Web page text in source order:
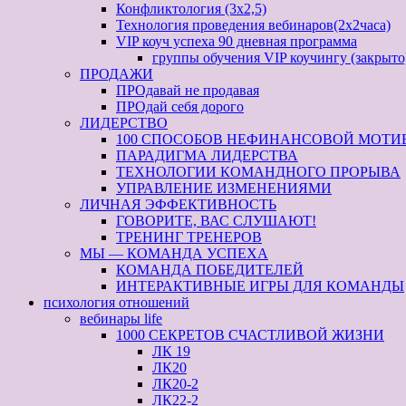
Конфликтология (3х2,5)
Технология проведения вебинаров(2х2часа)
VIP коуч успеха 90 дневная программа
группы обучения VIP коучингу
ПРОДАЖИ
ПРОдавай не продавая
ПРОдай себя дорого
ЛИДЕРСТВО
100 СПОСОБОВ НЕФИНАНСОВОЙ
ПАРАДИГМА ЛИДЕРСТВА
ТЕХНОЛОГИИ КОМАНДНОГО ПРОРЫВА
УПРАВЛЕНИЕ ИЗМЕНЕНИЯМИ
ЛИЧНАЯ ЭФФЕКТИВНОСТЬ
ГОВОРИТЕ, ВАС СЛУШАЮТ!
ТРЕНИНГ ТРЕНЕРОВ
МЫ — КОМАНДА УСПЕХА
КОМАНДА ПОБЕДИТЕЛЕЙ
ИНТЕРАКТИВНЫЕ ИГРЫ ДЛЯ КОМАНДЫ
психология отношений
вебинары life
1000 СЕКРЕТОВ СЧАСТЛИВОЙ ЖИЗНИ
ЛК 19
ЛК20
ЛК20-2
ЛК22-2